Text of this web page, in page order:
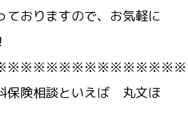
ておりますので、お気軽に
険相談といえば 丸文ほ